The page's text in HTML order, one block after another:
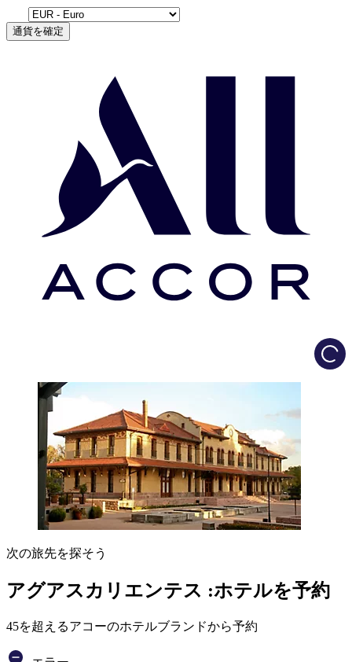
通貨を確定
次の旅先を探そう
アグアスカリエンテス :ホテルを予約
45を超えるアコーのホテルブランドから予約